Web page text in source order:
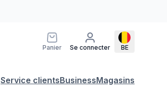
Panier Se connecter BE
Service clientsBusinessMagasins